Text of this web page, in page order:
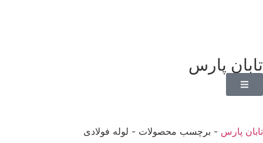
تابان پارس
تابان پارس - برچسب محصولات - لوله فولادی